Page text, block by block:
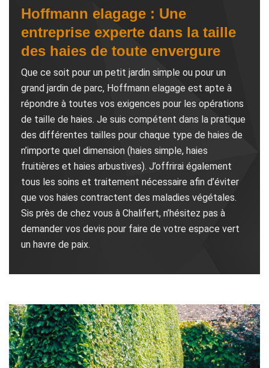
Hoffmann elagage : Une
entreprise experte dans la taille
des haies de toute envergure
Que ce soit pour un petit jardin simple ou pour un
grand jardin de parc, Hoffmann elagage est apte à
répondre à toutes vos exigences pour les opérations
de taille de haies. Je suis compétent dans la pratique
des différentes tailles pour chaque type de haies de
n’importe quel dimension (haies simple, haies
fruitières et haies arbustives). J’offrirai également
tous les soins et traitement nécessaire afin d’éviter
que vos haies contractent des maladies végétales.
Sis près de chez vous à Chalifert, n’hésitez pas à
demander vos devis pour faire de votre espace vert
un havre de paix.